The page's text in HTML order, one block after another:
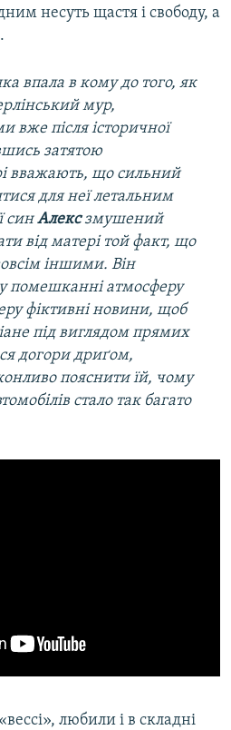
несуть щастя і свободу, а
впала в кому до того, як
мур,
вже після історичної
затятою
вважають, що сильний
для неї летальним
синАлексзмушений
від матері той факт, що
іншими. Він
помешканні атмосферу
фіктивні новини, щоб
під виглядом прямих
догори дриґом,
пояснити їй, чому
стало так багато
любили і в складні